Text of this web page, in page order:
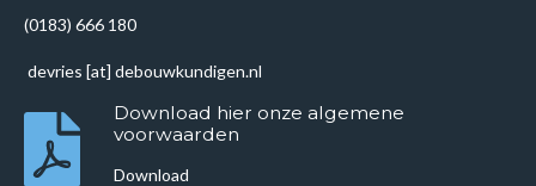
(0183) 666 180
devries [at] debouwkundigen.nl
Download hier onze algemene
voorwaarden
Download